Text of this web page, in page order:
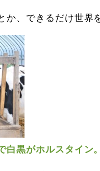
か、できるだけ世界
白黒がホルスタイン